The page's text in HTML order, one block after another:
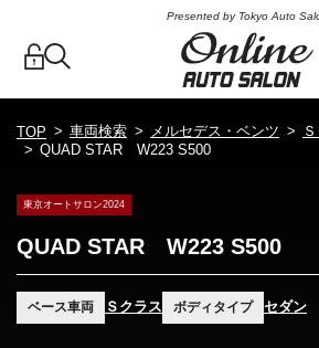
Presented by Tokyo Auto
TOP 車両検索 メルセデス・ベンツ
QUAD STAR W223 S500
東京オートサロン2024
QUAD STAR W223 S500
ベース車両 Ｓクラス ボディタイプ セダン